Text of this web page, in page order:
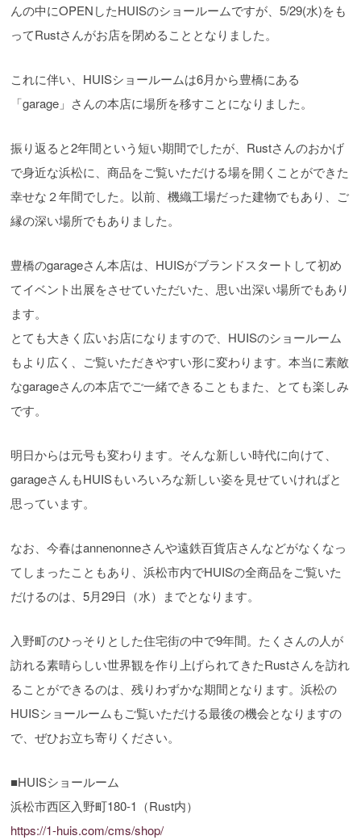
んの中にOPENしたHUISのショールームですが、5/29(水)をも
ってRustさんがお店を閉めることとなりました。
これに伴い、HUISショールームは6月から豊橋にある
「garage」さんの本店に場所を移すことになりました。
振り返ると2年間という短い期間でしたが、Rustさんのおかげ
で身近な浜松に、商品をご覧いただける場を開くことができた
幸せな２年間でした。以前、機織工場だった建物でもあり、ご
縁の深い場所でもありました。
豊橋のgarageさん本店は、HUISがブランドスタートして初め
てイベント出展をさせていただいた、思い出深い場所でもあり
ます。
とても大きく広いお店になりますので、HUISのショールーム
もより広く、ご覧いただきやすい形に変わります。本当に素敵
なgarageさんの本店でご一緒できることもまた、とても楽しみ
です。
明日からは元号も変わります。そんな新しい時代に向けて、
garageさんもHUISもいろいろな新しい姿を見せていければと
思っています。
なお、今春はannenonneさんや遠鉄百貨店さんなどがなくなっ
てしまったこともあり、浜松市内でHUISの全商品をご覧いた
だけるのは、5月29日（水）までとなります。
入野町のひっそりとした住宅街の中で9年間。たくさんの人が
訪れる素晴らしい世界観を作り上げられてきたRustさんを訪れ
ることができるのは、残りわずかな期間となります。浜松の
HUISショールームもご覧いただける最後の機会となりますの
で、ぜひお立ち寄りください。
■HUISショールーム
浜松市西区入野町180-1（Rust内）
https://1-huis.com/cms/shop/